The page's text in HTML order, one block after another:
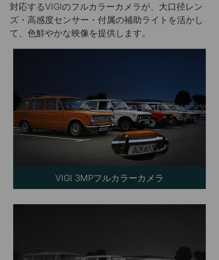
対応するVIGIのフルカラーカメラが、大口径レン
ズ・高感度センサー・付属の補助ライトを活かし
て、色鮮やかな映像を提供します。
VIGI 3MPフルカラーカメラ